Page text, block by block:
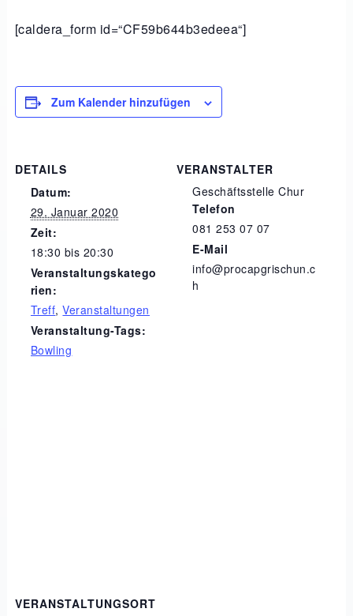
[caldera_form id=“CF59b644b3edeea“]
Zum Kalender hinzufügen
DETAILS
Datum:
29. Januar 2020
Zeit:
18:30 bis 20:30
Veranstaltungskatego
rien:
Treff,Veranstaltungen
Veranstaltung-Tags:
Bowling
VERANSTALTER
Geschäftsstelle Chur
Telefon
081 253 07 07
E-Mail
info@procapgrischun.c
h
VERANSTALTUNGSORT